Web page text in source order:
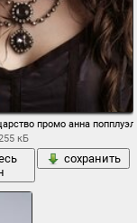
промо анна
кБ
сохранить